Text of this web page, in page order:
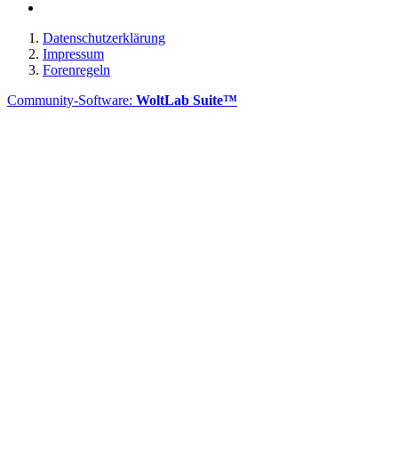
Datenschutzerklärung
Impressum
Forenregeln
Community-Software: WoltLab Suite™